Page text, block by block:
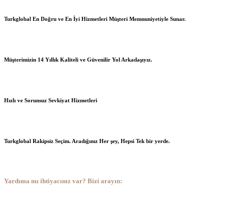
Turkglobal En Doğru ve En İyi Hizmetleri Müşteri Memnuniyetiyle Sunar.
Müşterimizin 14 Yıllık Kaliteli ve Güvenilir Yol Arkadaşıyız.
Hızlı ve Sorunsuz Sevkiyat Hizmetleri
Turkglobal Rakipsiz Seçim. Aradığınız Her şey, Hepsi Tek bir yerde.
Yardıma mı ihtiyacınız var? Bizi arayın: